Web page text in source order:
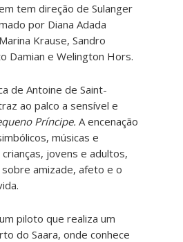
tem direção de Sulanger
por Diana Adada
Krause, Sandro
Damian e Welington Hors.
de Antoine de Saint-
ao palco a sensível e
Príncipe. A encenação
músicas e
jovens e adultos,
amizade, afeto e o
piloto que realiza um
do Saara, onde conhece